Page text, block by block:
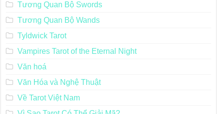
Tương Quan Bộ Swords
Tương Quan Bộ Wands
Tyldwick Tarot
Vampires Tarot of the Eternal Night
Văn hoá
Văn Hóa và Nghệ Thuật
Về Tarot Việt Nam